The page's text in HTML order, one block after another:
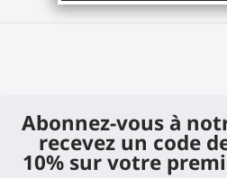
Abonnez-vous à
recevez un code
10% sur votre